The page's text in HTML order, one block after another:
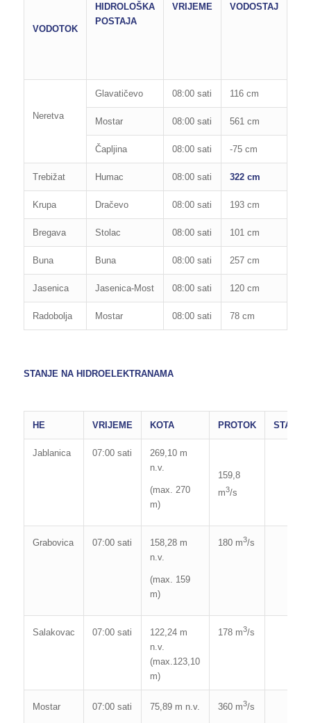
VODOTOK
HIDROLOŠKA
POSTAJA
VRIJEME VODOSTAJ
Neretva
Glavatičevo 08:00 sati 116 cm
Mostar 08:00 sati 561 cm
Čapljina 08:00 sati -75 cm
Trebižat Humac 08:00 sati 322 cm
Krupa Dračevo 08:00 sati 193 cm
Bregava Stolac 08:00 sati 101 cm
Buna Buna 08:00 sati 257 cm
Jasenica Jasenica-Most 08:00 sati 120 cm
Radobolja Mostar 08:00 sati 78 cm
STANJE NA HIDROELEKTRANAMA
HE VRIJEME KOTA PROTOK STANJE
Jablanica 07:00 sati
269,10 m
n.v.
(max. 270
m)
159,8
m3/s
Grabovica 07:00 sati
158,28 m
n.v.
(max. 159
m)
180 m3/s
Salakovac 07:00 sati
122,24 m
n.v.
(max.123,10
m)
178 m3/s
Mostar 07:00 sati 75,89 m n.v. 360 m3/s